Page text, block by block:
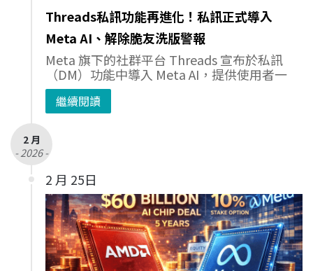
Threads私訊功能再進化！私訊正式導入
Meta AI、解除脆友洗版警報
Meta 旗下的社群平台 Threads 宣布於私訊
（DM）功能中導入 Meta AI，提供使用者一
繼續閱讀
2 月
- 2026 -
2 月 25日